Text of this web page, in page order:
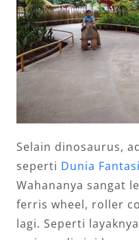
Selain dinosaurus,
seperti Dunia Fantasi
Wahananya sangat
ferris wheel, roller
lagi. Seperti